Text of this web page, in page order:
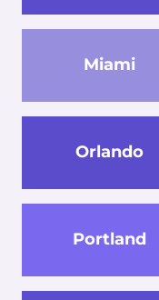
Miami
Orlando
Portland